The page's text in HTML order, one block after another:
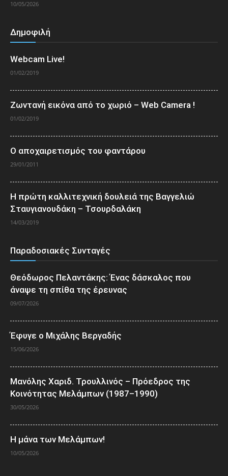
10/05/2026
Δημοφιλή
Webcam Live!
01/02/2019
Ζωντανή εικόνα από το χωριό – Web Camera !
01/02/2019
Ο αποχαιρετισμός του φαντάρου
29/01/2011
Η πρώτη καλλιτεχνική δουλειά της Βαγγελιώ
Σταυγιανουδάκη – Τσουρδαλάκη
14/03/2019
Παραδοσιακές Συνταγές
Θεόδωρος Πελαντάκης: Ένας δάσκαλος που
άναψε τη σπίθα της έρευνας
09/07/2026
Έφυγε ο Μιχάλης Βεργαδής
15/06/2026
Μανόλης Χαριδ. Τρουλλινός – Πρόεδρος της
Κοινότητας Μελάμπων (1987–1990)
30/05/2026
Η μάνα των Μελάμπων!
10/05/2026